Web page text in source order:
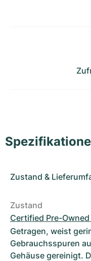
Zustand &
Zustand
Certified Pre-Owned
Getragen, weist
Gebrauchsspuren
Gehäuse gereinigt.